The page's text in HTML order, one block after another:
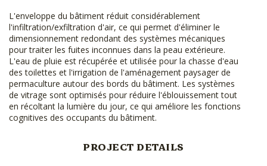
L'enveloppe du bâtiment réduit considérablement
l'infiltration/exfiltration d'air, ce qui permet d'éliminer le
dimensionnement redondant des systèmes mécaniques
pour traiter les fuites inconnues dans la peau extérieure.
L'eau de pluie est récupérée et utilisée pour la chasse d'eau
des toilettes et l'irrigation de l'aménagement paysager de
permaculture autour des bords du bâtiment. Les systèmes
de vitrage sont optimisés pour réduire l'éblouissement tout
en récoltant la lumière du jour, ce qui améliore les fonctions
cognitives des occupants du bâtiment.
PROJECT DETAILS